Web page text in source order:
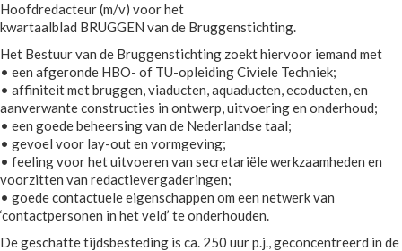
Hoofdredacteur (m/v) voor het
kwartaalblad BRUGGEN van de Bruggenstichting.
Het Bestuur van de Bruggenstichting zoekt hiervoor iemand met
• een afgeronde HBO- of TU-opleiding Civiele Techniek;
• affiniteit met bruggen, viaducten, aquaducten, ecoducten, en
aanverwante constructies in ontwerp, uitvoering en onderhoud;
• een goede beheersing van de Nederlandse taal;
• gevoel voor lay-out en vormgeving;
• feeling voor het uitvoeren van secretariële werkzaamheden en
voorzitten van redactievergaderingen;
• goede contactuele eigenschappen om een netwerk van
‘contactpersonen in het veld’ te onderhouden.
De geschatte tijdsbesteding is ca. 250 uur p.j., geconcentreerd in de